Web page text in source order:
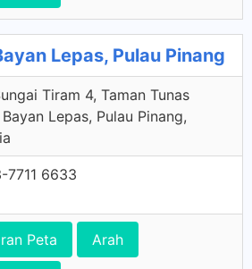
Lepas, Pulau Pinang
Tiram 4, Taman Tunas
Lepas, Pulau Pinang,
7711 6633
Peta Arah